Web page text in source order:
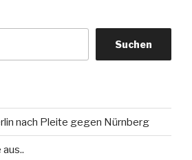
Suchen
nach Pleite gegen Nürnberg